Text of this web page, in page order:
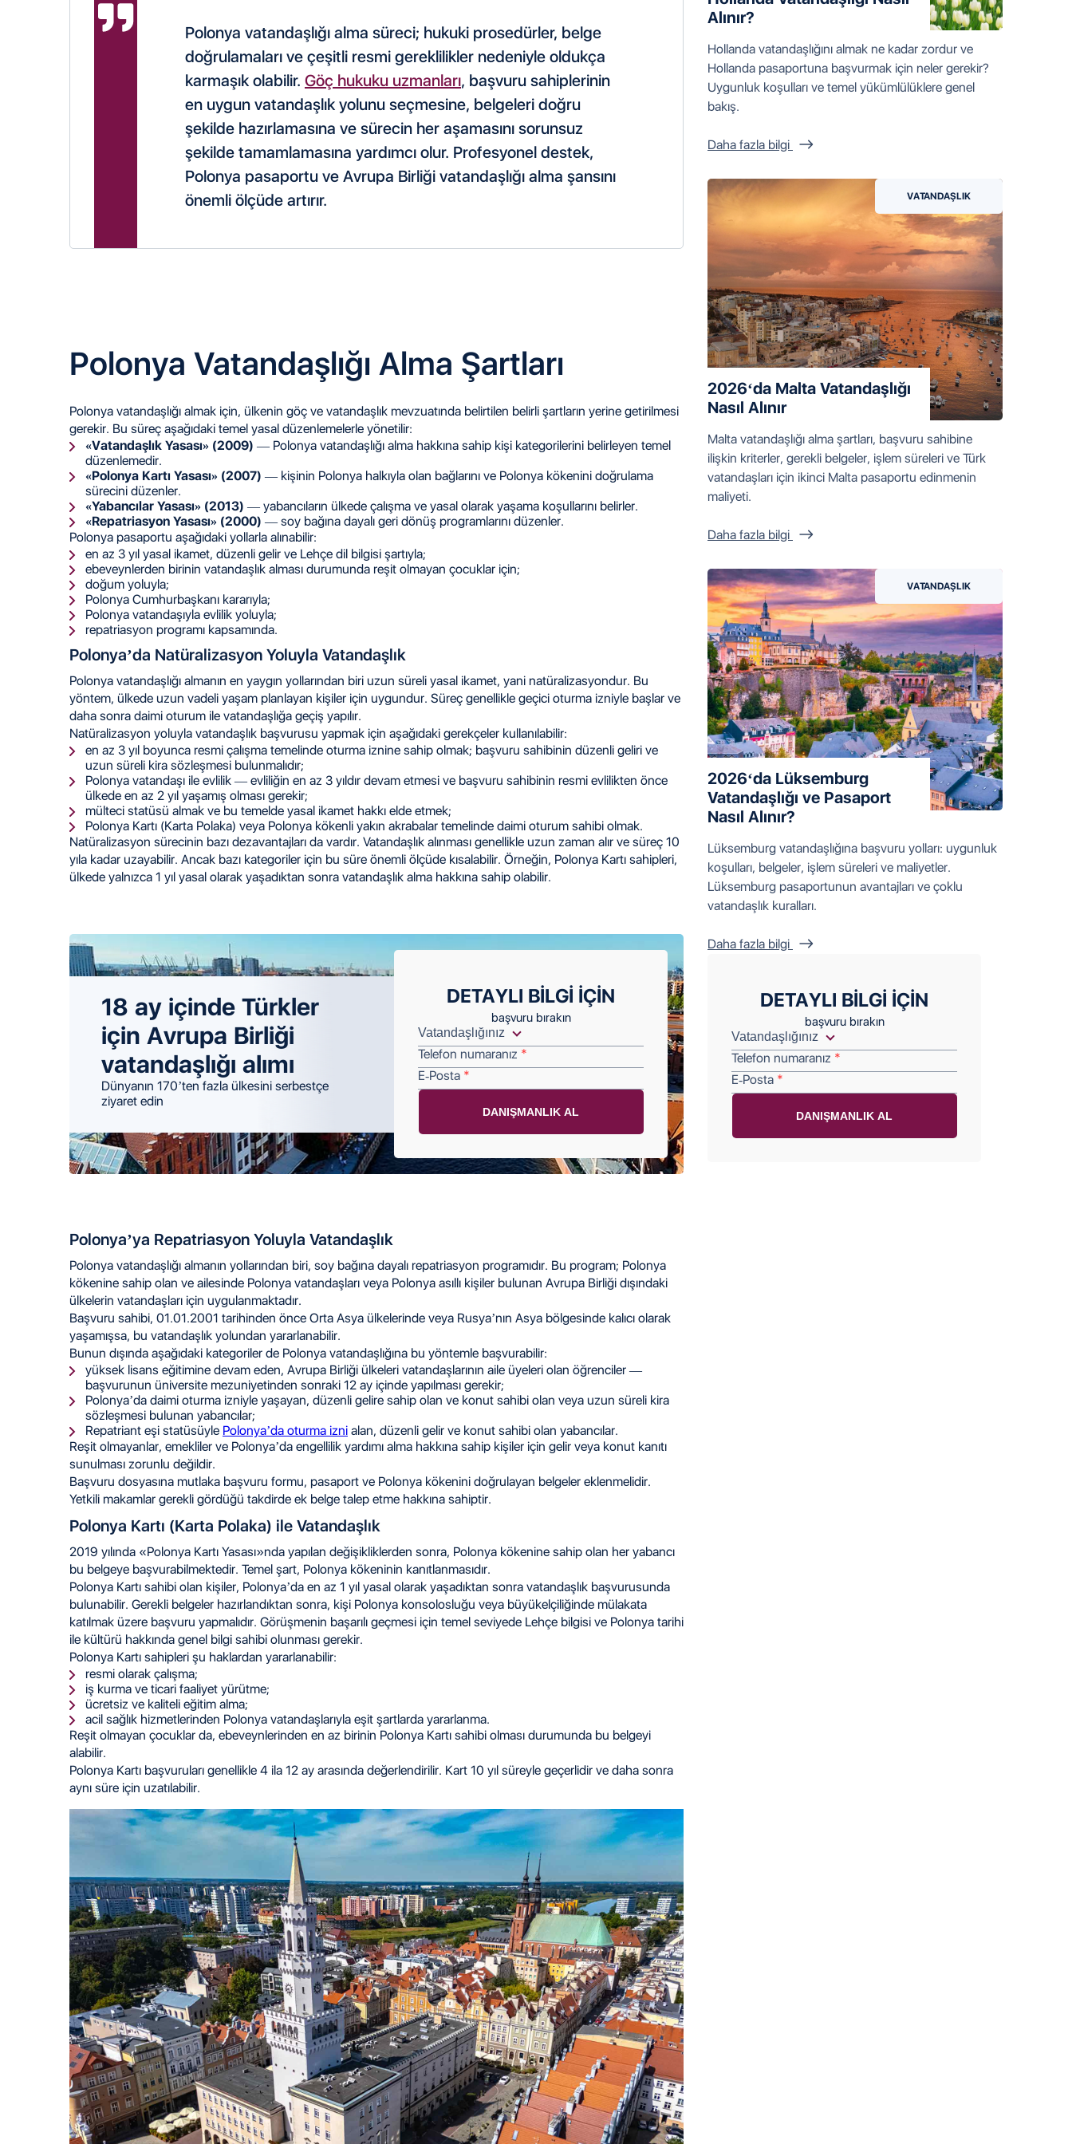
Polonya vatandaşlığı alma süreci; hukuki prosedürler, belge
doğrulamaları ve çeşitli resmi gereklilikler nedeniyle oldukça
karmaşık olabilir. Göç hukuku uzmanları, başvuru sahiplerinin
en uygun vatandaşlık yolunu seçmesine, belgeleri doğru
şekilde hazırlamasına ve sürecin her aşamasını sorunsuz
şekilde tamamlamasına yardımcı olur. Profesyonel destek,
Polonya pasaportu ve Avrupa Birliği vatandaşlığı alma şansını
önemli ölçüde artırır.
Polonya Vatandaşlığı Alma Şartları
Polonya vatandaşlığı almak için, ülkenin göç ve vatandaşlık mevzuatında belirtilen belirli şartların yerine getirilmesi
gerekir. Bu süreç aşağıdaki temel yasal düzenlemelerle yönetilir:
«Vatandaşlık Yasası» (2009) — Polonya vatandaşlığı alma hakkına sahip kişi kategorilerini belirleyen temel
düzenlemedir.
«Polonya Kartı Yasası» (2007) — kişinin Polonya halkıyla olan bağlarını ve Polonya kökenini doğrulama
sürecini düzenler.
«Yabancılar Yasası» (2013) — yabancıların ülkede çalışma ve yasal olarak yaşama koşullarını belirler.
«Repatriasyon Yasası» (2000) — soy bağına dayalı geri dönüş programlarını düzenler.
Polonya pasaportu aşağıdaki yollarla alınabilir:
en az 3 yıl yasal ikamet, düzenli gelir ve Lehçe dil bilgisi şartıyla;
ebeveynlerden birinin vatandaşlık alması durumunda reşit olmayan çocuklar için;
doğum yoluyla;
Polonya Cumhurbaşkanı kararıyla;
Polonya vatandaşıyla evlilik yoluyla;
repatriasyon programı kapsamında.
Polonya’da Natüralizasyon Yoluyla Vatandaşlık
Polonya vatandaşlığı almanın en yaygın yollarından biri uzun süreli yasal ikamet, yani natüralizasyondur. Bu
yöntem, ülkede uzun vadeli yaşam planlayan kişiler için uygundur. Süreç genellikle geçici oturma izniyle başlar ve
daha sonra daimi oturum ile vatandaşlığa geçiş yapılır.
Natüralizasyon yoluyla vatandaşlık başvurusu yapmak için aşağıdaki gerekçeler kullanılabilir:
en az 3 yıl boyunca resmi çalışma temelinde oturma iznine sahip olmak; başvuru sahibinin düzenli geliri ve
uzun süreli kira sözleşmesi bulunmalıdır;
Polonya vatandaşı ile evlilik — evliliğin en az 3 yıldır devam etmesi ve başvuru sahibinin resmi evlilikten önce
ülkede en az 2 yıl yaşamış olması gerekir;
mülteci statüsü almak ve bu temelde yasal ikamet hakkı elde etmek;
Polonya Kartı (Karta Polaka) veya Polonya kökenli yakın akrabalar temelinde daimi oturum sahibi olmak.
Natüralizasyon sürecinin bazı dezavantajları da vardır. Vatandaşlık alınması genellikle uzun zaman alır ve süreç 10
yıla kadar uzayabilir. Ancak bazı kategoriler için bu süre önemli ölçüde kısalabilir. Örneğin, Polonya Kartı sahipleri,
ülkede yalnızca 1 yıl yasal olarak yaşadıktan sonra vatandaşlık alma hakkına sahip olabilir.
18 ay içinde Türkler
için Avrupa Birliği
vatandaşlığı alımı
Dünyanın 170’ten fazla ülkesini serbestçe
ziyaret edin
DETAYLI BILGI IÇIN
başvuru bırakın
Telefon numaranız
E-Posta
Polonya’ya Repatriasyon Yoluyla Vatandaşlık
Polonya vatandaşlığı almanın yollarından biri, soy bağına dayalı repatriasyon programıdır. Bu program; Polonya
kökenine sahip olan ve ailesinde Polonya vatandaşları veya Polonya asıllı kişiler bulunan Avrupa Birliği dışındaki
ülkelerin vatandaşları için uygulanmaktadır.
Başvuru sahibi, 01.01.2001 tarihinden önce Orta Asya ülkelerinde veya Rusya’nın Asya bölgesinde kalıcı olarak
yaşamışsa, bu vatandaşlık yolundan yararlanabilir.
Bunun dışında aşağıdaki kategoriler de Polonya vatandaşlığına bu yöntemle başvurabilir:
yüksek lisans eğitimine devam eden, Avrupa Birliği ülkeleri vatandaşlarının aile üyeleri olan öğrenciler —
başvurunun üniversite mezuniyetinden sonraki 12 ay içinde yapılması gerekir;
Polonya’da daimi oturma izniyle yaşayan, düzenli gelire sahip olan ve konut sahibi olan veya uzun süreli kira
sözleşmesi bulunan yabancılar;
Repatriant eşi statüsüyle Polonya’da oturma izni alan, düzenli gelir ve konut sahibi olan yabancılar.
Reşit olmayanlar, emekliler ve Polonya’da engellilik yardımı alma hakkına sahip kişiler için gelir veya konut kanıtı
sunulması zorunlu değildir.
Başvuru dosyasına mutlaka başvuru formu, pasaport ve Polonya kökenini doğrulayan belgeler eklenmelidir.
Yetkili makamlar gerekli gördüğü takdirde ek belge talep etme hakkına sahiptir.
Polonya Kartı (Karta Polaka) ile Vatandaşlık
2019 yılında «Polonya Kartı Yasası»nda yapılan değişikliklerden sonra, Polonya kökenine sahip olan her yabancı
bu belgeye başvurabilmektedir. Temel şart, Polonya kökeninin kanıtlanmasıdır.
Polonya Kartı sahibi olan kişiler, Polonya’da en az 1 yıl yasal olarak yaşadıktan sonra vatandaşlık başvurusunda
bulunabilir. Gerekli belgeler hazırlandıktan sonra, kişi Polonya konsolosluğu veya büyükelçiliğinde mülakata
katılmak üzere başvuru yapmalıdır. Görüşmenin başarılı geçmesi için temel seviyede Lehçe bilgisi ve Polonya tarihi
ile kültürü hakkında genel bilgi sahibi olunması gerekir.
Polonya Kartı sahipleri şu haklardan yararlanabilir:
resmi olarak çalışma;
iş kurma ve ticari faaliyet yürütme;
ücretsiz ve kaliteli eğitim alma;
acil sağlık hizmetlerinden Polonya vatandaşlarıyla eşit şartlarda yararlanma.
Reşit olmayan çocuklar da, ebeveynlerinden en az birinin Polonya Kartı sahibi olması durumunda bu belgeyi
alabilir.
Polonya Kartı başvuruları genellikle 4 ila 12 ay arasında değerlendirilir. Kart 10 yıl süreyle geçerlidir ve daha sonra
aynı süre için uzatılabilir.
Polonya Vatandaşlığının Hızlandırılmış
Sağlar
Alınır?
Hollanda vatandaşlığını almak ne kadar zordur ve
Hollanda pasaportuna başvurmak için neler gerekir?
Uygunluk koşulları ve temel yükümlülüklere genel
bakış.
Daha fazla bilgi
VATANDAŞLIK
2026‘da Malta Vatandaşlığı
Nasıl Alınır
Malta vatandaşlığı alma şartları, başvuru sahibine
ilişkin kriterler, gerekli belgeler, işlem süreleri ve Türk
vatandaşları için ikinci Malta pasaportu edinmenin
maliyeti.
Daha fazla bilgi
VATANDAŞLIK
2026‘da Lüksemburg
Vatandaşlığı ve Pasaport
Nasıl Alınır?
Lüksemburg vatandaşlığına başvuru yolları: uygunluk
koşulları, belgeler, işlem süreleri ve maliyetler.
Lüksemburg pasaportunun avantajları ve çoklu
vatandaşlık kuralları.
Daha fazla bilgi
DETAYLI BILGI IÇIN
başvuru bırakın
Telefon numaranız
E-Posta